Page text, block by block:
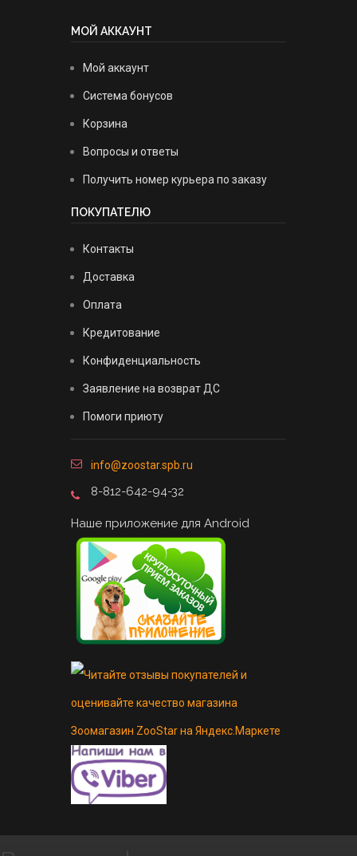
МОЙ АККАУНТ
Мой аккаунт
Система бонусов
Корзина
Вопросы и ответы
Получить номер курьера по заказу
ПОКУПАТЕЛЮ
Контакты
Доставка
Оплата
Кредитование
Конфиденциальность
Заявление на возврат ДС
Помоги приюту
info@zoostar.spb.ru
8-812-642-94-32
Наше приложение для Android